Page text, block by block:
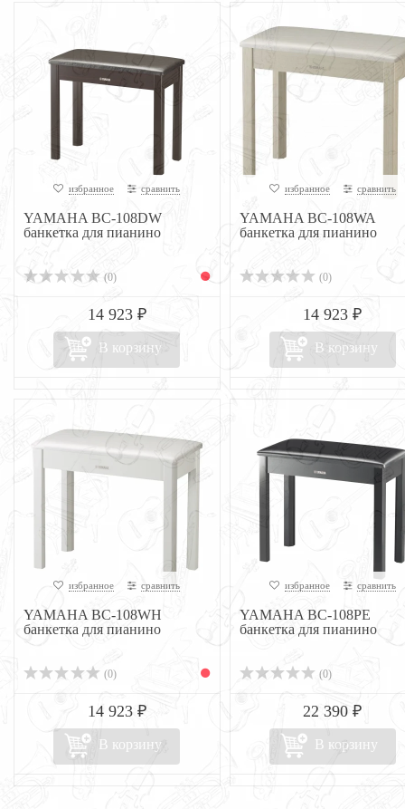
избранное сравнить
YAMAHA BC-108DW
банкетка для пианино
(0)
14 923 ₽
В корзину
избранное сравнить
YAMAHA BC-108WA
банкетка для пианино
(0)
14 923 ₽
В корзину
избранное сравнить
YAMAHA BC-108WH
банкетка для пианино
(0)
14 923 ₽
В корзину
избранное сравнить
YAMAHA BC-108PE
банкетка для пианино
(0)
22 390 ₽
В корзину